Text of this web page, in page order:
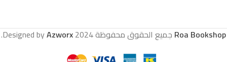
Roa Bookshop جميع الحقوق محفوظة2024 Designed by
Azworx
.